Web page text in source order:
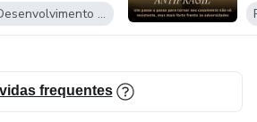
Desenvolvimento Pessoal
frequentes